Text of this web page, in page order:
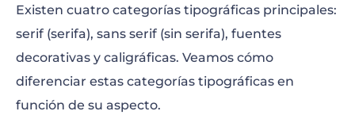
Existen cuatro categorías tipográficas principales:
serif (serifa), sans serif (sin serifa), fuentes
decorativas y caligráficas. Veamos cómo
diferenciar estas categorías tipográficas en
función de su aspecto.